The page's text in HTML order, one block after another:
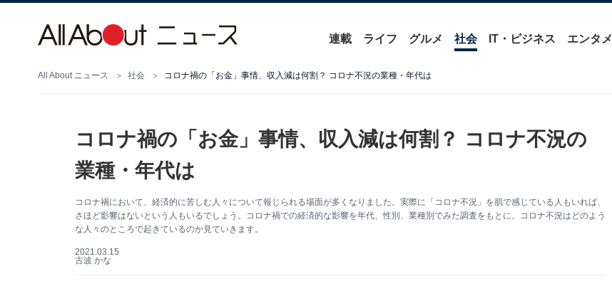
連載 ライフ グルメ 社会 IT・ビジネス エンタメ
All About ニュース 社会 コロナ禍の「お金」事情、収入減は何割？ コロナ不況の業種・年代は
コロナ禍の「お金」事情、収入減は何割？ コロナ不況の
業種・年代は
コロナ禍において、経済的に苦しむ人々について報じられる場面が多くなりました。実際に「コロナ不況」を肌で感じている人もいれば、
さほど影響はないという人もいるでしょう。コロナ禍での経済的な影響を年代、性別、業種別でみた調査をもとに、コロナ不況はどのよう
な人々のところで起きているのか見ていきます。
2021.03.15
古波 かな